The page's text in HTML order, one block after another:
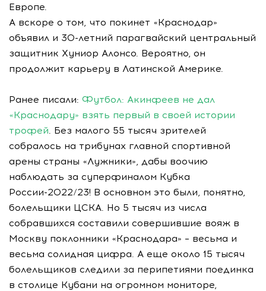
Европе.
А вскоре о том, что покинет «Краснодар»
объявил и 30-летний парагвайский центральный
защитник Хуниор Алонсо. Вероятно, он
продолжит карьеру в Латинской Америке.
Ранее писали: Футбол: Акинфеев не дал
«Краснодару» взять первый в своей истории
трофей. Без малого 55 тысяч зрителей
собралось на трибунах главной спортивной
арены страны «Лужники», дабы воочию
наблюдать за суперфиналом Кубка
России-2022/23! В основном это были, понятно,
болельщики ЦСКА. Но 5 тысяч из числа
собравшихся составили совершившие вояж в
Москву поклонники «Краснодара» – весьма и
весьма солидная цифра. А еще около 15 тысяч
болельщиков следили за перипетиями поединка
в столице Кубани на огромном мониторе,